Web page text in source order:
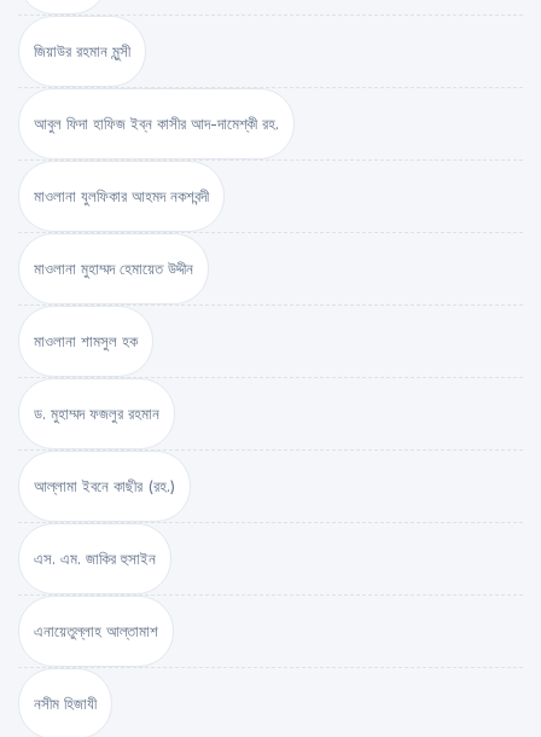
জিয়াউর রহমান মুন্সী
আবুল ফিদা হাফিজ ইব্‌ন কাসীর আদ-দামেশ্‌কী রহ.
মাওলানা যুলফিকার আহমদ নকশবন্দী
মাওলানা মুহাম্মদ হেমায়েত উদ্দীন
মাওলানা শামসুল হক
ড. মুহাম্মদ ফজলুর রহমান
আল্লামা ইবনে কাছীর (রহ.)
এস. এম. জাকির হুসাইন
এনায়েতুল্লাহ আল্‌তামাশ
নসীম হিজাযী